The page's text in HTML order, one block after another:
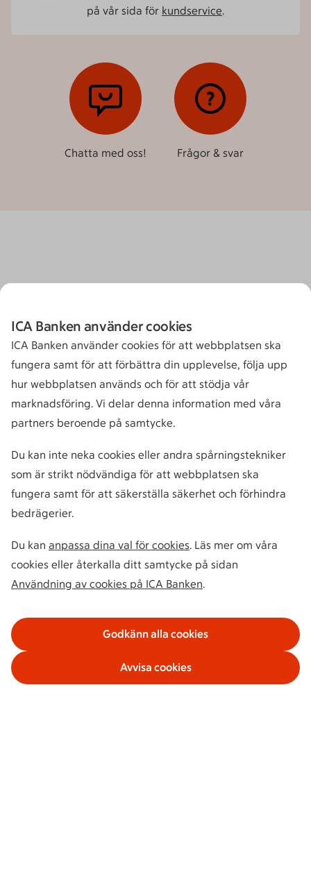
på vår sida för kundservice.
Chatta med oss! Frågor & svar
Fråga mig!
ICA Banken använder cookies
ICA Banken använder cookies för att webbplatsen ska
fungera samt för att förbättra din upplevelse, följa upp
hur webbplatsen används och för att stödja vår
marknadsföring. Vi delar denna information med våra
partners beroende på samtycke.
Du kan inte neka cookies eller andra spårningstekniker
som är strikt nödvändiga för att webbplatsen ska
fungera samt för att säkerställa säkerhet och förhindra
bedrägerier.
Du kan anpassa dina val för cookies. Läs mer om våra
cookies eller återkalla ditt samtycke på sidan
Användning av cookies på ICA Banken.
Godkänn alla cookies
Avvisa cookies